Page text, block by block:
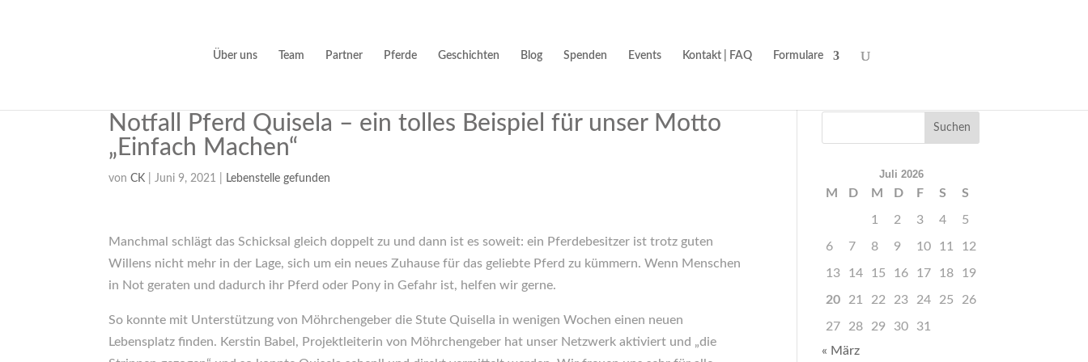
Über uns Team Partner Pferde Geschichten Blog Spenden Events Kontakt | FAQ Formulare
Notfall Pferd Quisela – ein tolles Beispiel für unser Motto
„Einfach Machen“
vonCK |Juni 9, 2021 Lebenstelle gefunden
Manchmal schlägt das Schicksal gleich doppelt zu und dann ist es soweit: ein Pferdebesitzer ist trotz guten
Willens nicht mehr in der Lage, sich um ein neues Zuhause für das geliebte Pferd zu kümmern. Wenn Menschen
in Not geraten und dadurch ihr Pferd oder Pony in Gefahr ist, helfen wir gerne.
So konnte mit Unterstützung von Möhrchengeber die Stute Quisella in wenigen Wochen einen neuen
Lebensplatz finden. Kerstin Babel, Projektleiterin von Möhrchengeber hat unser Netzwerk aktiviert und „die
Juli 2026
M D M D F S S
1 2 3 4 5
6 7 8 9 10 11 12
13 14 15 16 17 18 19
20 21 22 23 24 25 26
27 28 29 30
31
« März